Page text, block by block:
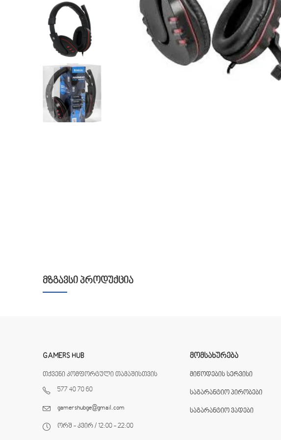
ᲛᲖᲒᲐᲕᲡᲘ ᲞᲠᲝᲓᲣᲥᲪᲘᲐ
GAMERS HUB
თქვენი კომფორტული თამაშისთვის
577 40 70 60
gamershubge@gmail.com
ორშ - კვირ / 12:00 - 22:00
ᲛᲝᲛᲡᲐᲮᲣᲠᲔᲑᲐ
მიწოდების სერვისი
საგარანტიო პირობები
საგარანტიო ვადები